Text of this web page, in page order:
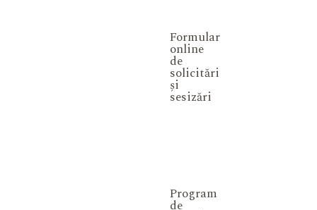
Formular
online
de
solicitări
și
sesizări
Program
de